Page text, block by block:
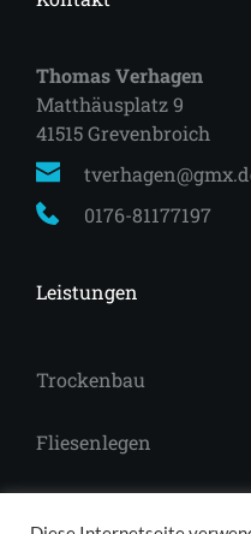
Thomas Verhagen
Matthäusplatz 9
41515 Grevenbroich
0176-81177197
Leistungen
Trockenbau
Fliesenlegen